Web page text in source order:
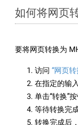
如何将网页
要将网页转换为
访问 “网页
在指定的输
单击“转换”
等待转换完成
转换完成后